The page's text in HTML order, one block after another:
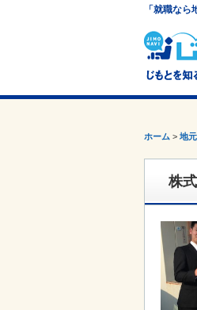
「就職な
ホーム > 地
株